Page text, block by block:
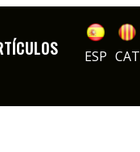
ESP CAT